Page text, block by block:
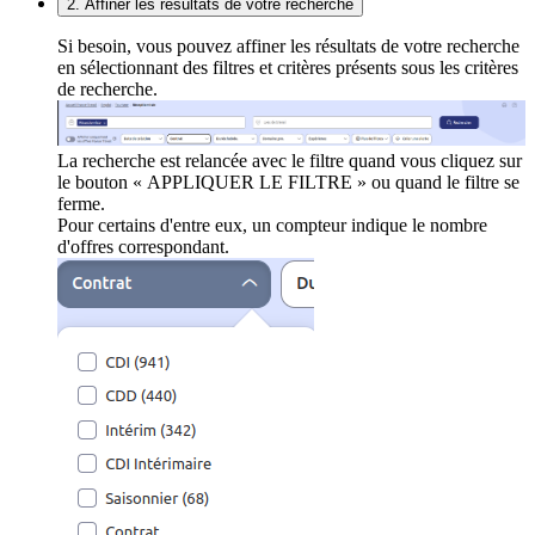
2. Affiner les résultats de votre recherche
Si besoin, vous pouvez affiner les résultats de votre recherche
en sélectionnant des filtres et critères présents sous les critères
de recherche.
La recherche est relancée avec le filtre quand vous cliquez sur
le bouton « APPLIQUER LE FILTRE » ou quand le filtre se
ferme.
Pour certains d'entre eux, un compteur indique le nombre
d'offres correspondant.